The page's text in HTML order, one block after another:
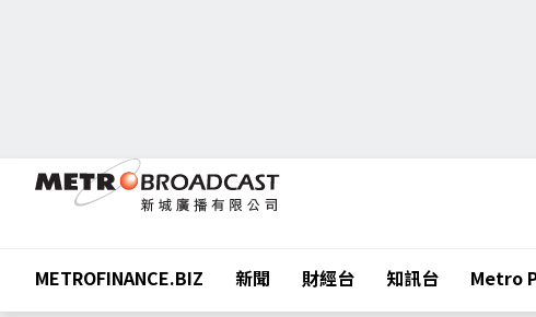
METROFINANCE.BIZ 新聞 財經台 知訊台 Metro